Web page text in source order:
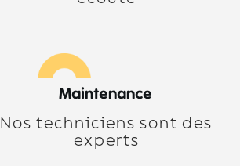
Maintenance
Nos techniciens sont des
experts